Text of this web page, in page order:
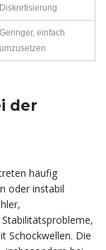
Diskretisierung
Geringer, einfach
umzusetzen
der
häufig
oder instabil
Schockwellen. Die